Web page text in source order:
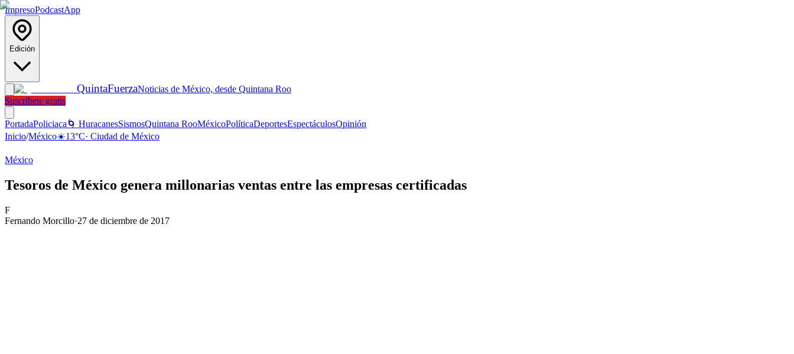
ImpresoPodcastApp
Edición
QuintaFuerzaNoticias de México, desde Quintana Roo
Suscríbete gratis
PortadaPoliciaca 🌀 HuracanesSismosQuintana RooMéxicoPolíticaDeportesEspectáculosOpinión
Inicio/México☀️13°C· Ciudad de México
México
Tesoros de México genera millonarias ventas entre las empresas certificadas
F
Fernando Morcillo·27 de diciembre de 2017